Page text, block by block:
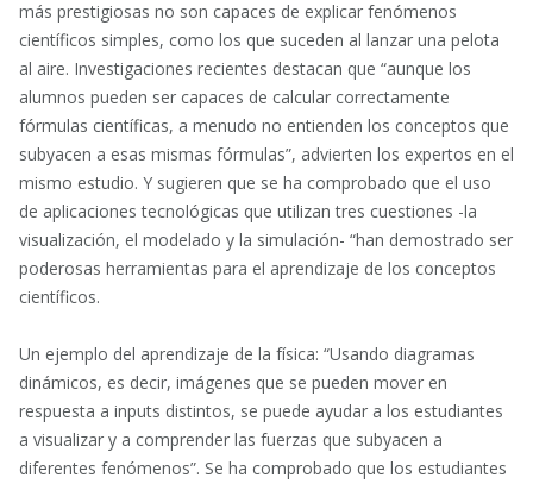
más prestigiosas no son capaces de explicar fenómenos
científicos simples, como los que suceden al lanzar una pelota
al aire. Investigaciones recientes destacan que “aunque los
alumnos pueden ser capaces de calcular correctamente
fórmulas científicas, a menudo no entienden los conceptos que
subyacen a esas mismas fórmulas”, advierten los expertos en el
mismo estudio. Y sugieren que se ha comprobado que el uso
de aplicaciones tecnológicas que utilizan tres cuestiones -la
visualización, el modelado y la simulación- “han demostrado ser
poderosas herramientas para el aprendizaje de los conceptos
científicos.
Un ejemplo del aprendizaje de la física: “Usando diagramas
dinámicos, es decir, imágenes que se pueden mover en
respuesta a inputs distintos, se puede ayudar a los estudiantes
a visualizar y a comprender las fuerzas que subyacen a
diferentes fenómenos”. Se ha comprobado que los estudiantes